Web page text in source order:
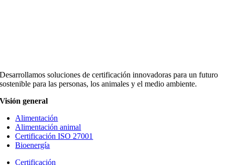
Desarrollamos soluciones de certificación innovadoras para un futuro
sostenible para las personas, los animales y el medio ambiente.
Visión general
Alimentación
Alimentación animal
Certificación ISO 27001
Bioenergía
Certificación